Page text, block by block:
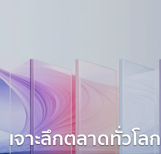
เจาะลึกตลาดทั่วโลก